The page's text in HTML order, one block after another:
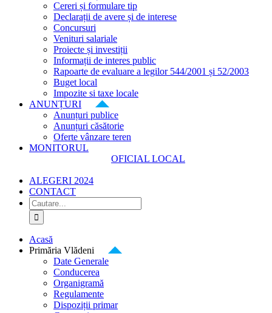
Cereri și formulare tip
Declarații de avere și de interese
Concursuri
Venituri salariale
Proiecte și investiții
Informații de interes public
Rapoarte de evaluare a legilor 544/2001 și 52/2003
Buget local
Impozite si taxe locale
ANUNȚURI
Anunțuri publice
Anunțuri căsătorie
Oferte vânzare teren
MONITORUL
OFICIAL LOCAL
ALEGERI 2024
CONTACT
Cautare...
Acasă
Primăria Vlădeni
Date Generale
Conducerea
Organigramă
Regulamente
Dispoziții primar